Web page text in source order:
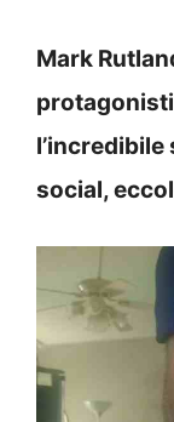
Mark
l’incredibile
social,